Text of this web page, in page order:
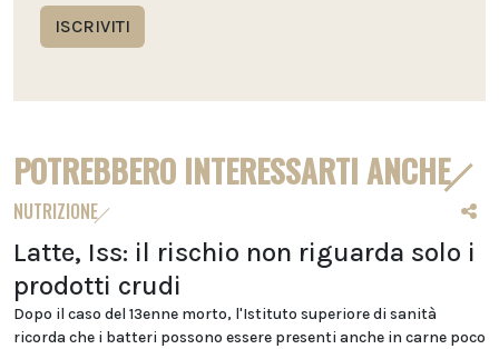
ISCRIVITI
POTREBBERO INTERESSARTI ANCHE
NUTRIZIONE
Latte, Iss: il rischio non riguarda solo i
prodotti crudi
Dopo il caso del 13enne morto, l'Istituto superiore di sanità
ricorda che i batteri possono essere presenti anche in carne poco